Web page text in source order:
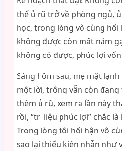
thể ủ rũ trở về phòng ngủ,
học, trong lòng vô cùng
không được còn mất nắm
không có được, phúc lợi
Sáng hôm sau, mẹ mặt
một lời, trông vẫn còn đang
thêm ủ rũ, xem ra lần này
rồi, “trị liệu phúc lợi” chắc
Trong lòng tôi hối hận vô
sao lại thiếu kiên nhẫn như